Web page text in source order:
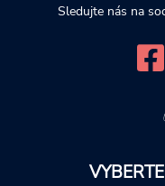
Sledujte nás na